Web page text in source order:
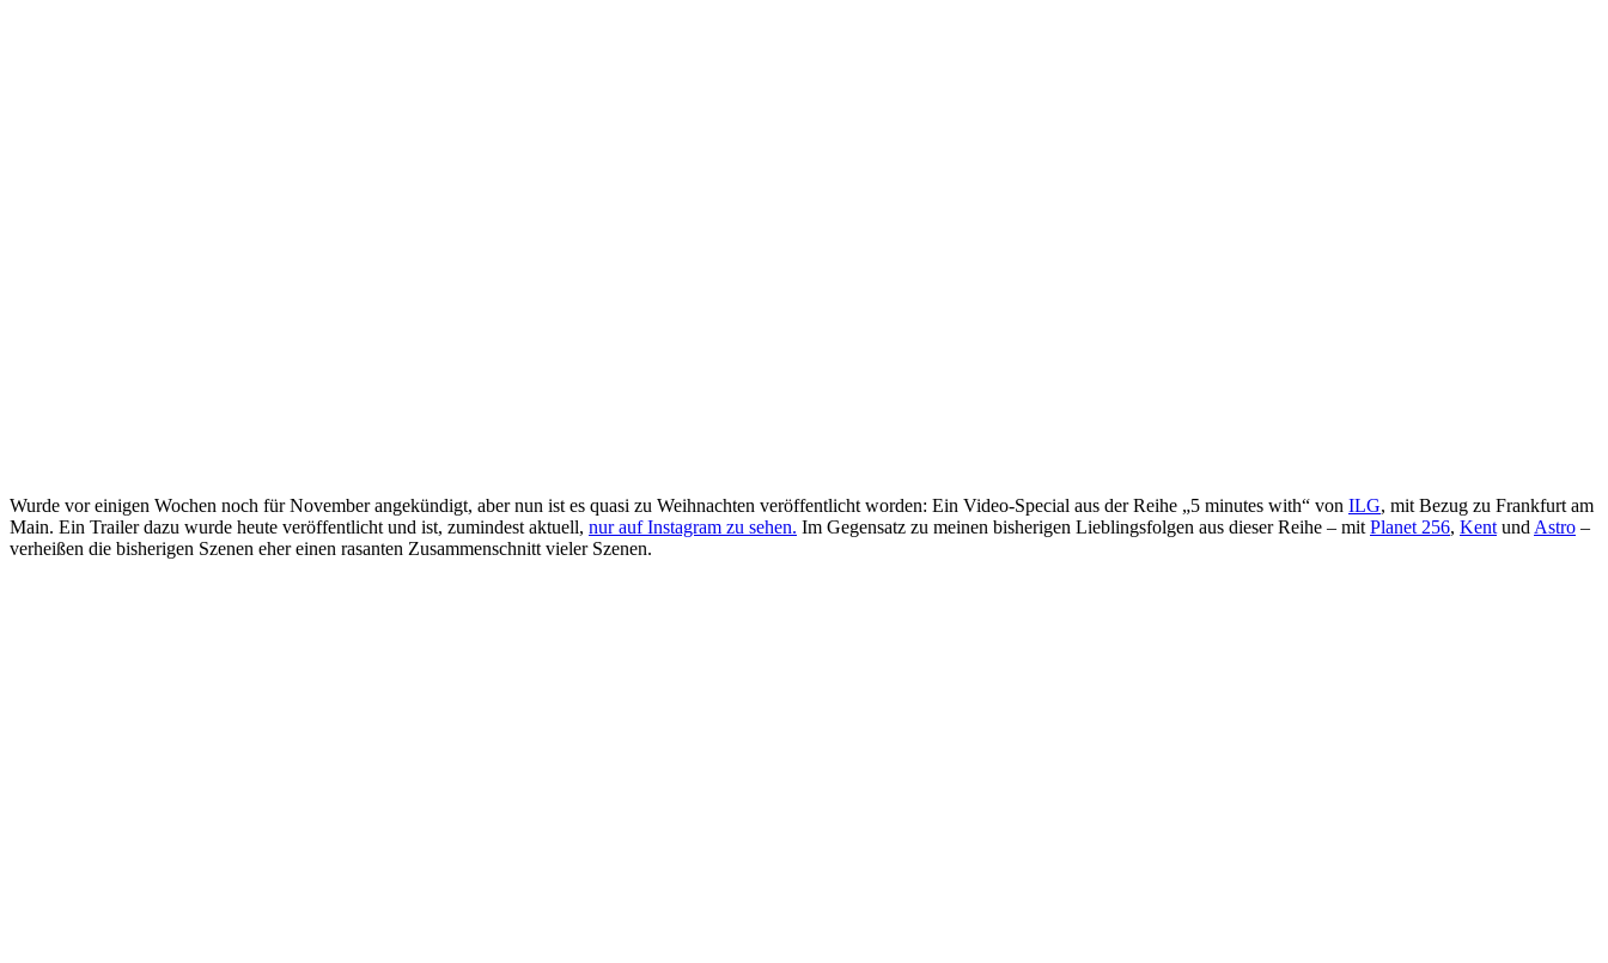
Wurde vor einigen Wochen noch für November angekündigt, aber nun ist es quasi zu Weihnachten veröffentlicht worden: Ein Video-Special aus der Reihe „5 minutes with“ von ILG, mit Bezug zu Frankfurt am
Main. Ein Trailer dazu wurde heute veröffentlicht und ist, zumindest aktuell, nur auf Instagram zu sehen. Im Gegensatz zu meinen bisherigen Lieblingsfolgen aus dieser Reihe – mit Planet 256, Kent und Astro –
verheißen die bisherigen Szenen eher einen rasanten Zusammenschnitt vieler Szenen.